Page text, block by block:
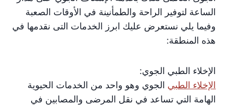
الساعة لتوفير الراحة والطمأنينة في الأوقات الصعبة
وفيما يلي نستعرض عليك ابرز الخدمات التى نقدمها في
هذه المنطقة:
الإخلاء الطبي الجوي:
الإخلاء الطبي الجوي وهو واحد من الخدمات الحيوية
الهامة التي تساعد في نقل المرضى والمصابين في